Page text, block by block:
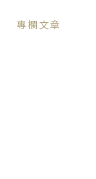
專欄文章